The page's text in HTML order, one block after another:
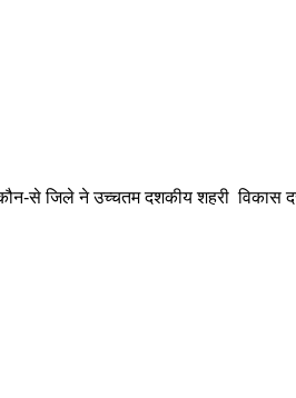
से जिले ने उच्चतम दशकीय शहरी  विकास